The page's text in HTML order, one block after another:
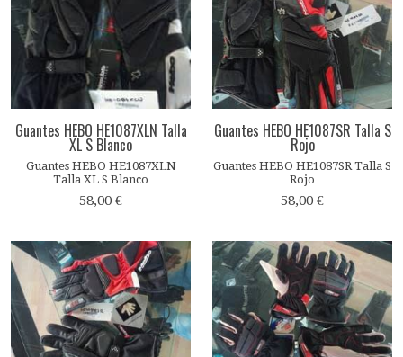
Guantes HEBO HE1087XLN Talla
XL S Blanco
Guantes HEBO HE1087XLN
Talla XL S Blanco
58,00 €
Guantes HEBO HE1087SR Talla S
Rojo
Guantes HEBO HE1087SR Talla S
Rojo
58,00 €